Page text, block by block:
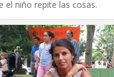
el niño repite las cosas.